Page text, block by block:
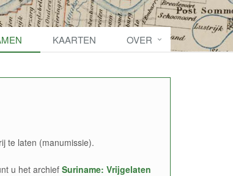
KAARTEN OVER
te laten (manumissie).
u het archief Suriname: Vrijgelaten